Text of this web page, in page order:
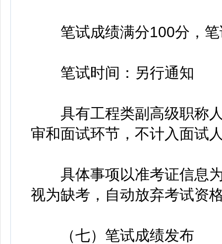
笔试成绩满分100分，笔
笔试时间：另行通知
具有工程类副高级职称人
审和面试环节，不计入面试
具体事项以准考证信息为
视为缺考，自动放弃考试资
（七）笔试成绩发布